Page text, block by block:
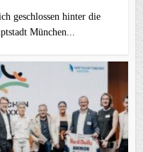
geschlossen hinter die
München...